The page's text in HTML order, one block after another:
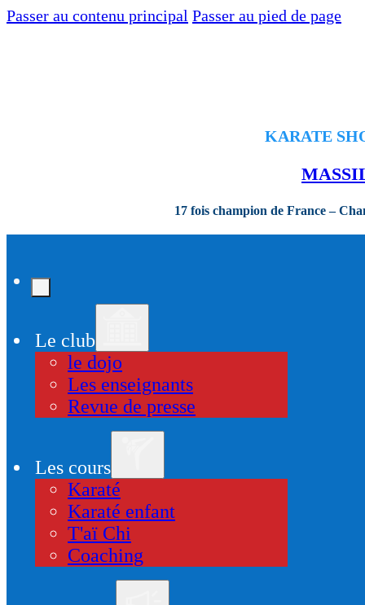
Passer au contenu principal Passer au pied de page
KARATE
17 fois champion de France –
Le club
le dojo
Les enseignants
Revue de presse
Les cours
Karaté
Karaté enfant
T'aï Chi
Coaching